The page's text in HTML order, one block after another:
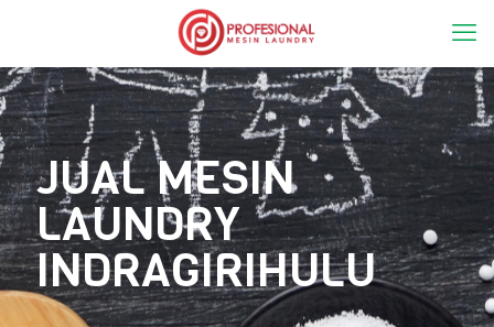
JUAL MESIN
LAUNDRY
INDRAGIRIHULU